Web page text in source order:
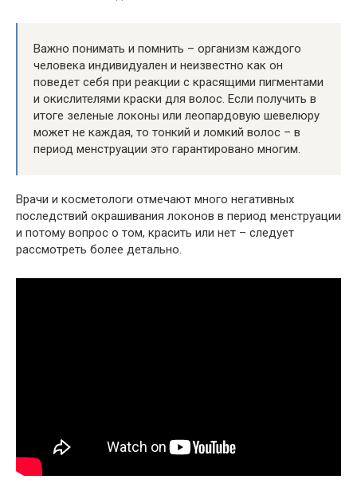
Важно понимать и помнить – организм каждого
человека индивидуален и неизвестно как он
поведет себя при реакции с красящими пигментами
и окислителями краски для волос. Если получить в
итоге зеленые локоны или леопардовую шевелюру
может не каждая, то тонкий и ломкий волос – в
период менструации это гарантировано многим.
Врачи и косметологи отмечают много негативных
последствий окрашивания локонов в период менструации
и потому вопрос о том, красить или нет – следует
рассмотреть более детально.